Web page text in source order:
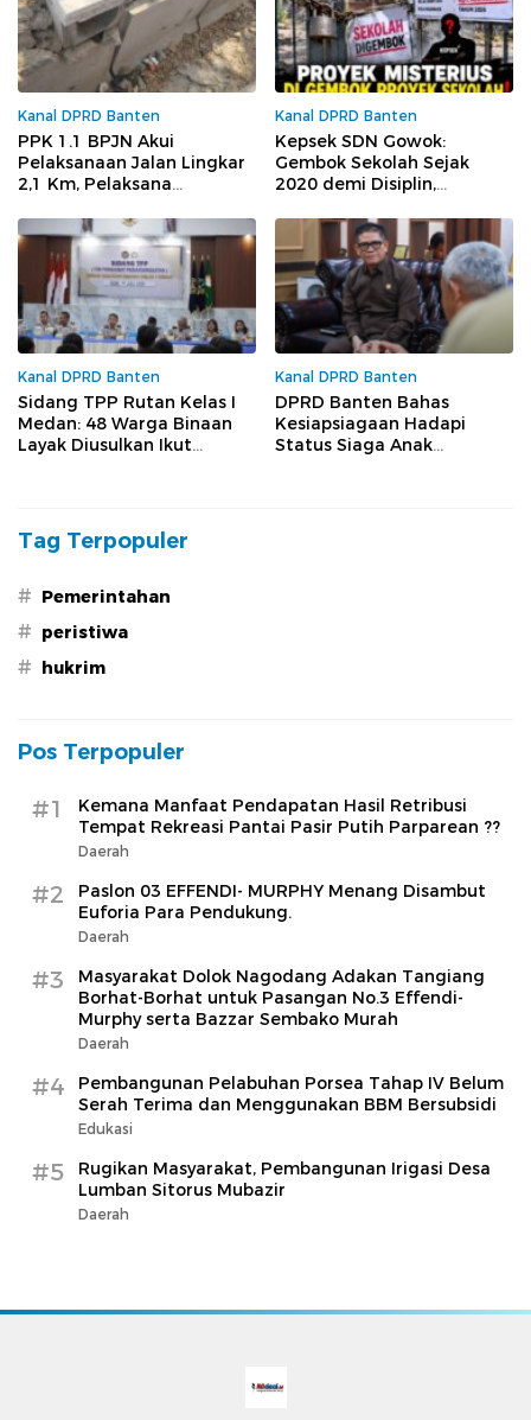
Kanal DPRD Banten
PPK 1.1 BPJN Akui
Pelaksanaan Jalan Lingkar
2,1 Km, Pelaksana
Pembagian Proyek Rp32,7
Miliar ke Pengusaha Lokal
Kanal DPRD Banten
Kepsek SDN Gowok:
Gembok Sekolah Sejak
2020 demi Disiplin,
Sembunyikan Sesuatu
Kanal DPRD Banten
Sidang TPP Rutan Kelas I
Medan: 48 Warga Binaan
Layak Diusulkan Ikut
Kanal DPRD Banten
DPRD Banten Bahas
Kesiapsiagaan Hadapi
Status Siaga Anak
Tag Terpopuler
# Pemerintahan
# peristiwa
# hukrim
Pos Terpopuler
#1
Kemana Manfaat Pendapatan Hasil Retribusi
Tempat Rekreasi Pantai Pasir Putih Parparean ??
Daerah
#2
Paslon 03 EFFENDI- MURPHY Menang Disambut
Euforia Para Pendukung.
Daerah
#3
Masyarakat Dolok Nagodang Adakan Tangiang
Borhat-Borhat untuk Pasangan No.3 Effendi-
Murphy serta Bazzar Sembako Murah
Daerah
#4
Pembangunan Pelabuhan Porsea Tahap IV Belum
Serah Terima dan Menggunakan BBM Bersubsidi
Edukasi
#5
Rugikan Masyarakat, Pembangunan Irigasi Desa
Lumban Sitorus Mubazir
Daerah